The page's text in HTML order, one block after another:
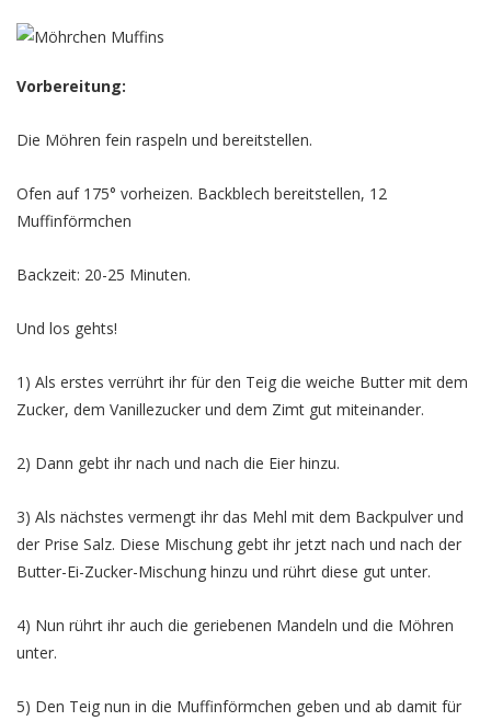
Vorbereitung:
Die Möhren fein raspeln und bereitstellen.
Ofen auf 175° vorheizen. Backblech bereitstellen, 12
Muffinförmchen
Backzeit: 20-25 Minuten.
Und los gehts!
1) Als erstes verrührt ihr für den Teig die weiche Butter mit dem
Zucker, dem Vanillezucker und dem Zimt gut miteinander.
2) Dann gebt ihr nach und nach die Eier hinzu.
3) Als nächstes vermengt ihr das Mehl mit dem Backpulver und
der Prise Salz. Diese Mischung gebt ihr jetzt nach und nach der
Butter-Ei-Zucker-Mischung hinzu und rührt diese gut unter.
4) Nun rührt ihr auch die geriebenen Mandeln und die Möhren
unter.
5) Den Teig nun in die Muffinförmchen geben und ab damit für